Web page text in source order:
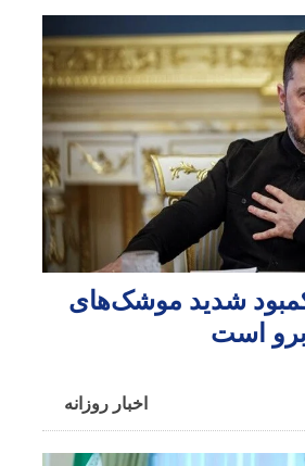
کمبود شدید موشک‌های
است
اخبار روزانه